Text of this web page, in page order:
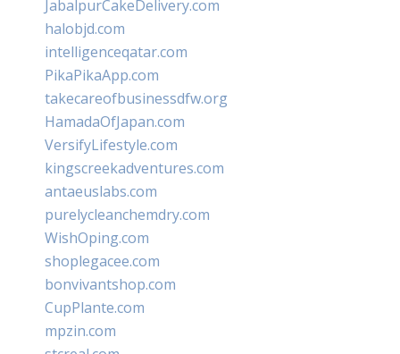
JabalpurCakeDelivery.com
halobjd.com
intelligenceqatar.com
PikaPikaApp.com
takecareofbusinessdfw.org
HamadaOfJapan.com
VersifyLifestyle.com
kingscreekadventures.com
antaeuslabs.com
purelycleanchemdry.com
WishOping.com
shoplegacee.com
bonvivantshop.com
CupPlante.com
mpzin.com